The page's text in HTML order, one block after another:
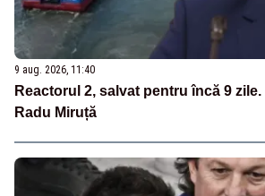
9 aug. 2026, 11:40
Reactorul 2, salvat pentru încă 9
Radu Miruță